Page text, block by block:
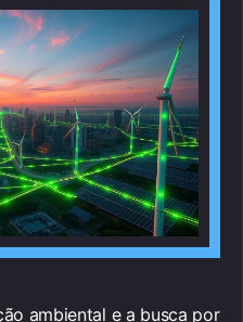
ambiental e a busca por